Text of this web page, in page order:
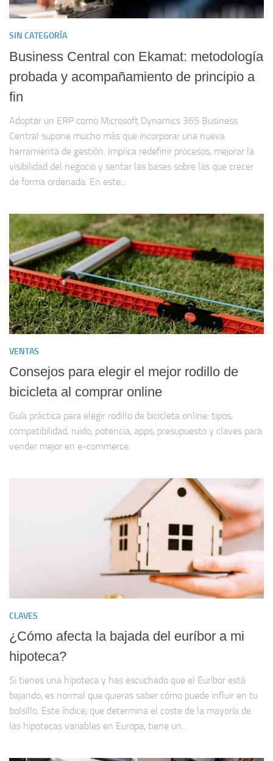
SIN CATEGORÍA
Business Central con Ekamat: metodología
probada y acompañamiento de principio a
fin
Adoptar un ERP como Microsoft Dynamics 365 Business
Central supone mucho más que incorporar una nueva
herramienta de gestión. Implica redefinir procesos, mejorar la
visibilidad del negocio y sentar las bases sobre las que crecer
de forma ordenada. En este...
VENTAS
Consejos para elegir el mejor rodillo de
bicicleta al comprar online
Guía práctica para elegir rodillo de bicicleta online: tipos,
compatibilidad, ruido, potencia, apps, presupuesto y claves para
vender mejor en e-commerce.
CLAVES
¿Cómo afecta la bajada del euríbor a mi
hipoteca?
Si tienes una hipoteca y has escuchado que el Euríbor está
bajando, es normal que quieras saber cómo puede influir en tu
bolsillo. Este índice, que determina el coste de la mayoría de
las hipotecas variables en Europa, tiene un...